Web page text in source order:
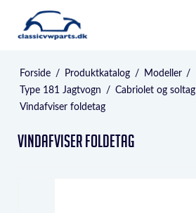
Forside / Produktkatalog / Modeller /
Type 181 Jagtvogn
/ Cabriolet og soltag
Vindafviser foldetag
Vindafviser foldetag